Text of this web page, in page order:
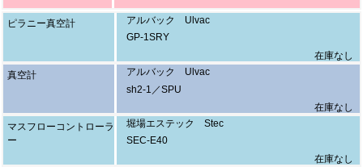
ピラニー真空計
アルバック Ulvac
GP-1SRY
在庫なし
真空計
アルバック Ulvac
sh2-1／SPU
在庫なし
マスフローコントローラ
ー
堀場エステック Stec
SEC-E40
在庫なし